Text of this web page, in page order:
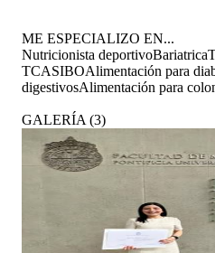
ME ESPECIALIZO EN...
Nutricionista deportivoBariatrica
TCASIBOAlimentación para
digestivosAlimentación para
GALERÍA (3)